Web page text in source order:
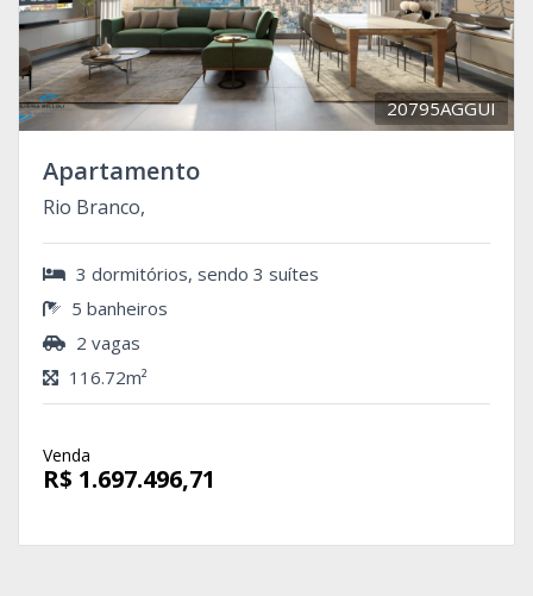
20795AGGUI
Apartamento
Rio Branco,
3 dormitórios, sendo 3 suítes
5 banheiros
2 vagas
116.72m²
Venda
R$ 1.697.496,71